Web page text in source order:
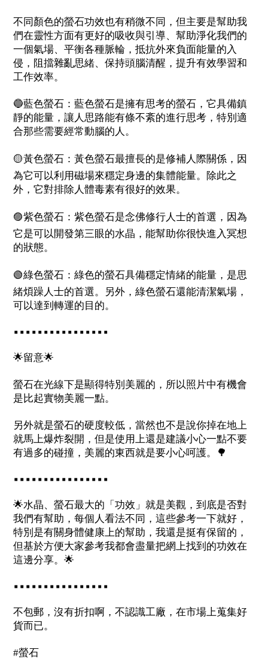
不同顏色的螢石功效也有稍微不同，但主要是幫助我
們在靈性方面有更好的吸收與引導、幫助淨化我們的
一個氣場、平衡各種脈輪，抵抗外來負面能量的入
侵，阻擋雜亂思緒、保持頭腦清醒，提升有效學習和
工作效率。
🔵藍色螢石：藍色螢石是擁有思考的螢石，它具備鎮
靜的能量，讓人思路能有條不紊的進行思考，特別適
合那些需要經常動腦的人。
🟡黃色螢石：黃色螢石最擅長的是修補人際關係，因
為它可以利用磁場來穩定身邊的集體能量。除此之
外，它對排除人體毒素有很好的效果。
🟣紫色螢石：紫色螢石是念佛修行人士的首選，因為
它是可以開發第三眼的水晶，能幫助你很快進入冥想
的狀態。
🟢綠色螢石：綠色的螢石具備穩定情緒的能量，是思
緒煩躁人士的首選。另外，綠色螢石還能清潔氣場，
可以達到轉運的目的。
▪️▪️▪️▪️▪️▪️▪️▪️▪️▪️▪️▪️▪️▪️▪️▪️
🌟留意🌟
螢石在光線下是顯得特別美麗的，所以照片中有機會
是比起實物美麗一點。
另外就是螢石的硬度較低，當然也不是說你掉在地上
就馬上爆炸裂開，但是使用上還是建議小心一點不要
有過多的碰撞，美麗的東西就是要小心呵護。
🌳
▪️▪️▪️▪️▪️▪️▪️▪️▪️▪️▪️▪️▪️▪️▪️▪️
🌟水晶、螢石最大的「功效」就是美觀，到底是否對
我們有幫助，每個人看法不同，這些參考一下就好，
特別是有關身體健康上的幫助，我還是挺有保留的，
但基於方便大家參考我都會盡量把網上找到的功效在
這邊分享。 🌟
▪️▪️▪️▪️▪️▪️▪️▪️▪️▪️▪️▪️▪️▪️▪️▪️
不包郵，沒有折扣啊，不認識工廠，在市場上蒐集好
貨而已。
#螢石